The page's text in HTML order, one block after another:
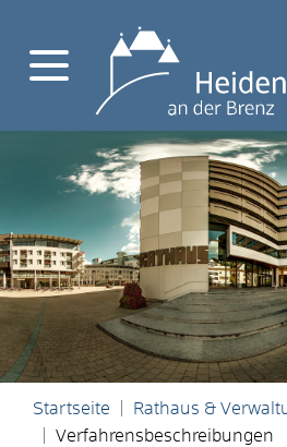
Startseite Rathaus &
Verfahrensbeschreibungen